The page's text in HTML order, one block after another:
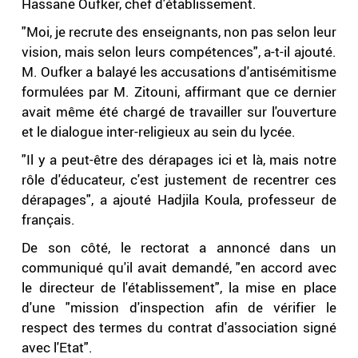
Hassane Oufker, chef d'établissement.
"Moi, je recrute des enseignants, non pas selon leur
vision, mais selon leurs compétences", a-t-il ajouté.
M. Oufker a balayé les accusations d'antisémitisme
formulées par M. Zitouni, affirmant que ce dernier
avait même été chargé de travailler sur l'ouverture
et le dialogue inter-religieux au sein du lycée.
"Il y a peut-être des dérapages ici et là, mais notre
rôle d'éducateur, c'est justement de recentrer ces
dérapages", a ajouté Hadjila Koula, professeur de
français.
De son côté, le rectorat a annoncé dans un
communiqué qu'il avait demandé, "en accord avec
le directeur de l'établissement", la mise en place
d'une "mission d'inspection afin de vérifier le
respect des termes du contrat d'association signé
avec l'Etat".